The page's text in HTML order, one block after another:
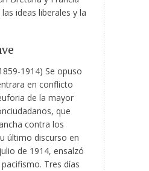
ideas liberales y la
1914) Se opuso
en conflicto
de la mayor
que
contra los
último discurso en
de 1914, ensalzó
Tres días